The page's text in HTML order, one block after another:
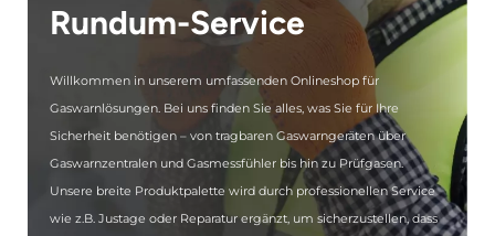
Rundum-Service
Willkommen in unserem umfassenden Onlineshop für
Gaswarnlösungen. Bei uns finden Sie alles, was Sie für Ihre
Sicherheit benötigen – von tragbaren Gaswarngeräten über
Gaswarnzentralen und Gasmessfühler bis hin zu Prüfgasen.
Unsere breite Produktpalette wird durch professionellen Service
wie z.B. Justage oder Reparatur ergänzt, um sicherzustellen, dass